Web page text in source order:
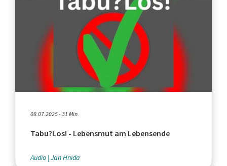
08.07.2025 - 31 Min.
Tabu?Los! - Lebensmut am Lebensende
Audio Jan Hnida